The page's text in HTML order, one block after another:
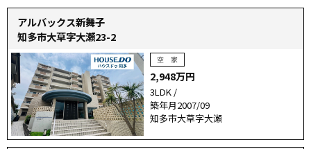
アルバックス新舞子
知多市大草字大瀬23-2
2,948万円
3LDK /
築年月2007/09
知多市大草字大瀬